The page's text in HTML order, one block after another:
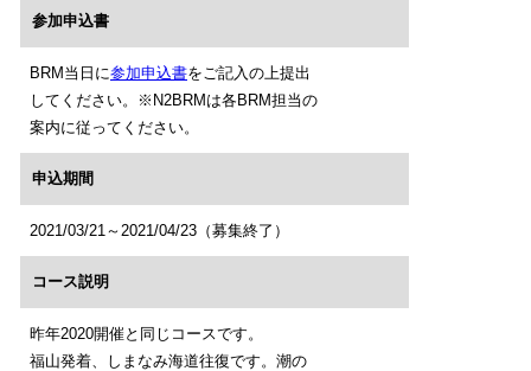
参加申込書
BRM当日に参加申込書をご記入の上提出
してください。※N2BRMは各BRM担当の
案内に従ってください。
申込期間
2021/03/21～2021/04/23（募集終了）
コース説明
昨年2020開催と同じコースです。
福山発着、しまなみ海道往復です。潮の